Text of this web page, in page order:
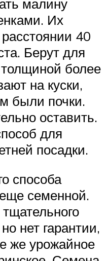
малину
Их
40
Берут для
более
на куски,
были почки.
оставить.
для
посадки.
способа
семенной.
нет гарантии,
же урожайное